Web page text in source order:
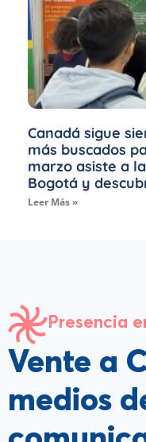
Canadá sigue
más buscados
marzo asiste a
Bogotá y
Leer Más »
Presencia
Vente a
medios